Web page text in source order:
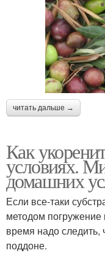
читать дальше →
Как
условиях.
домашних
Если все-таки
методом погружение
время надо следить,
поддоне.